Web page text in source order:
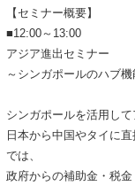
【セミナー概要】
■12:00～13:00
アジア進出セミナー
～シンガポールのハブ
シンガポールを活用し
日本から中国やタイに
では、
政府からの補助金・税